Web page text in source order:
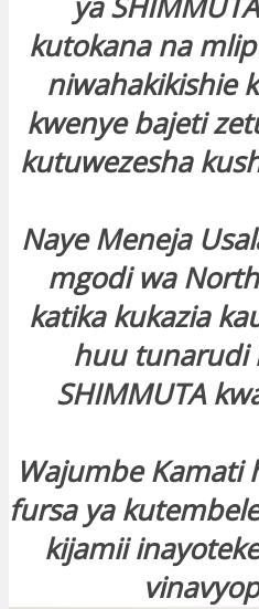
kutokana na
niwahakikishie
kwenye bajeti
kutuwezesha
Naye Meneja
mgodi wa
katika kukazia
huu tunarudi
SHIMMUTA
Wajumbe Kamati
fursa ya
kijamii